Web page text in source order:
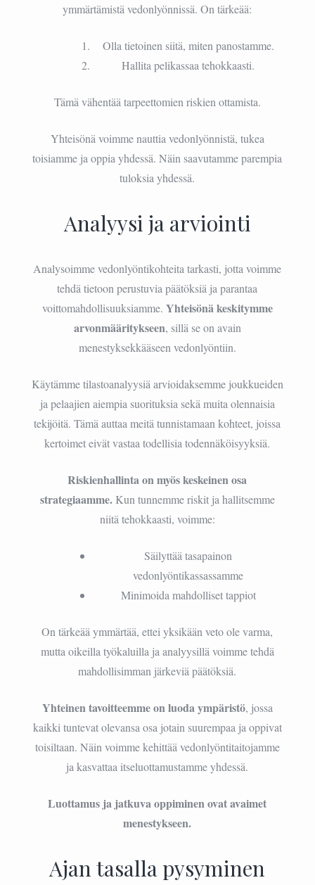
ymmärtämistä vedonlyönnissä. On tärkeää:
Olla tietoinen siitä, miten panostamme.
Hallita pelikassaa tehokkaasti.
Tämä vähentää tarpeettomien riskien ottamista.
Yhteisönä voimme nauttia vedonlyönnistä, tukea
toisiamme ja oppia yhdessä. Näin saavutamme parempia
tuloksia yhdessä.
Analyysi ja arviointi
Analysoimme vedonlyöntikohteita tarkasti, jotta voimme
tehdä tietoon perustuvia päätöksiä ja parantaa
voittomahdollisuuksiamme. Yhteisönä keskitymme
arvonmääritykseen, sillä se on avain
menestyksekkääseen vedonlyöntiin.
Käytämme tilastoanalyysiä arvioidaksemme joukkueiden
ja pelaajien aiempia suorituksia sekä muita olennaisia
tekijöitä. Tämä auttaa meitä tunnistamaan kohteet, joissa
kertoimet eivät vastaa todellisia todennäköisyyksiä.
Riskienhallinta on myös keskeinen osa
strategiaamme.Kun tunnemme riskit ja hallitsemme
niitä tehokkaasti, voimme:
Säilyttää tasapainon
vedonlyöntikassassamme
Minimoida mahdolliset tappiot
On tärkeää ymmärtää, ettei yksikään veto ole varma,
mutta oikeilla työkaluilla ja analyysillä voimme tehdä
mahdollisimman järkeviä päätöksiä.
Yhteinen tavoitteemme on luoda ympäristö, jossa
kaikki tuntevat olevansa osa jotain suurempaa ja oppivat
toisiltaan. Näin voimme kehittää vedonlyöntitaitojamme
ja kasvattaa itseluottamustamme yhdessä.
Luottamus ja jatkuva oppiminen ovat avaimet
menestykseen.
Ajan tasalla pysyminen